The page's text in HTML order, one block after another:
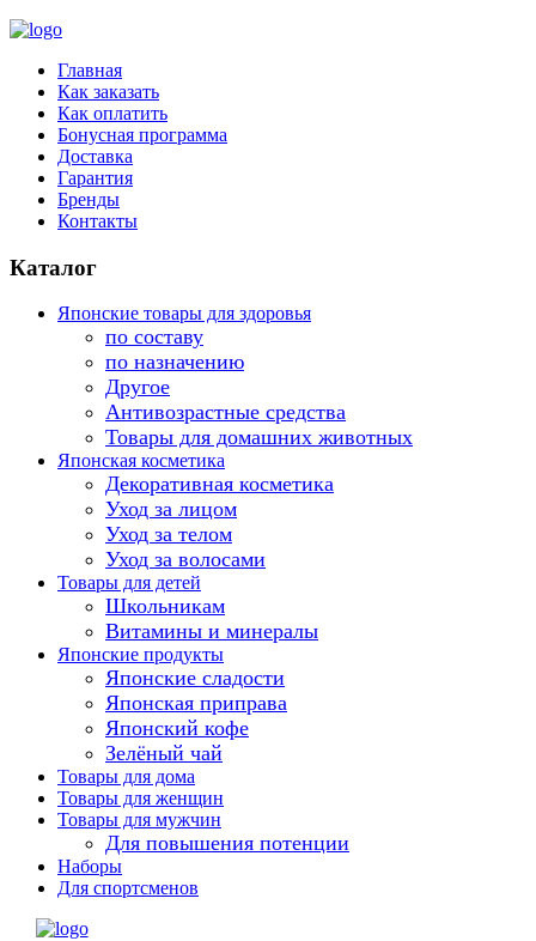
Главная
Как заказать
Как оплатить
Бонусная программа
Доставка
Гарантия
Бренды
Контакты
Каталог
Японские товары для здоровья
по составу
по назначению
Другое
Антивозрастные средства
Товары для домашних животных
Японская косметика
Декоративная косметика
Уход за лицом
Уход за телом
Уход за волосами
Товары для детей
Школьникам
Витамины и минералы
Японские продукты
Японские сладости
Японская приправа
Японский кофе
Зелёный чай
Товары для дома
Товары для женщин
Товары для мужчин
Для повышения потенции
Наборы
Для спортсменов